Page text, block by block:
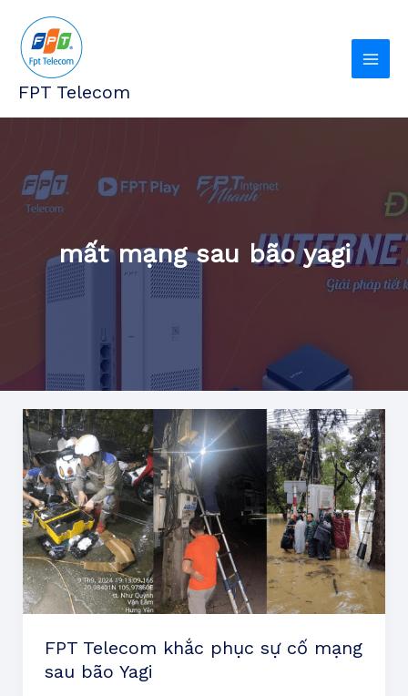
FPT Telecom
mất mạng sau bão yagi
FPT Telecom khắc phục sự cố mạng
sau bão Yagi
FPT
Telecom
khắc
phục
sự
cố
mạng
sau
bão